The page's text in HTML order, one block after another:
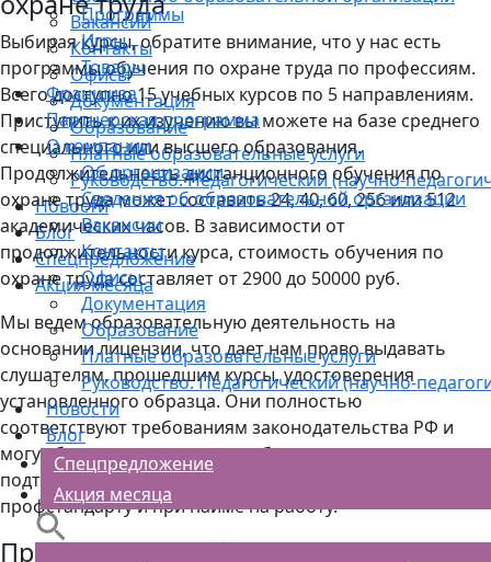
Вакансии
Контакты
Офисы
Документация
Образование
Платные образовательные услуги
Руководство. Педагогический (научно-
Новости
Блог
Спецпредложение
Акция месяца
Программы
Игры
Товары
Франшиза
Партнерская программа
О компании
Об организации
Сведения об образовательной организации
Вакансии
Контакты
Офисы
Документация
Образование
Платные образовательные услуги
Руководство. Педагогический (научно-
Новости
Блог
Спецпредложение
Акция месяца
Выбирая курсы, обратите внимание, что у нас есть
программы обучения по охране труда по профессиям.
Всего доступно 15 учебных курсов по 5 направлениям.
Приступить к их изучению вы можете на базе среднего
специального или высшего образования.
Продолжительность дистанционного обучения по
охране труда может составить 24, 40, 60, 256 или 512
академических часов. В зависимости от
продолжительности курса, стоимость обучения по
охране труда составляет от 2900 до 50000 руб.
Мы ведем образовательную деятельность на
основании лицензии, что дает нам право выдавать
слушателям, прошедшим курсы, удостоверения
установленного образца. Они полностью
соответствуют требованиям законодательства РФ и
могут быть предоставлены работодателю для
подтверждения квалификации, соответствия
профстандарту и при найме на работу.
Преимущества обучения в центре